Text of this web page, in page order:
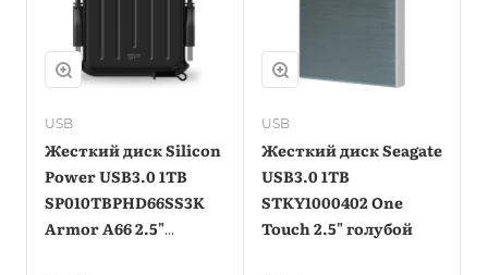
USB
Жесткий диск Silicon
Power USB3.0 1TB
SP010TBPHD66SS3K
Armor A66 2.5"
USB
Жесткий диск Seagate
USB3.0 1TB
STKY1000402 One
Touch 2.5" голубой